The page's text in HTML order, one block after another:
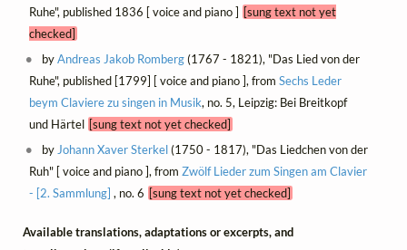
Ruhe", published 1836 [ voice and piano ] [sung text not yet
checked]
byAndreas Jakob Romberg(1767 - 1821), "Das Lied von der
Ruhe", published [1799] [ voice and piano ], from Sechs Leder
beym Claviere zu singen in Musik, no. 5, Leipzig: Bei Breitkopf
und Härtel [sung text not yet checked]
by Johann Xaver Sterkel(1750 - 1817), "Das Liedchen von der
Ruh" [ voice and piano ], from Zwölf Lieder zum Singen am Clavier
- [2. Sammlung] , no. 6 [sung text not yet checked]
Available translations, adaptations or excerpts, and